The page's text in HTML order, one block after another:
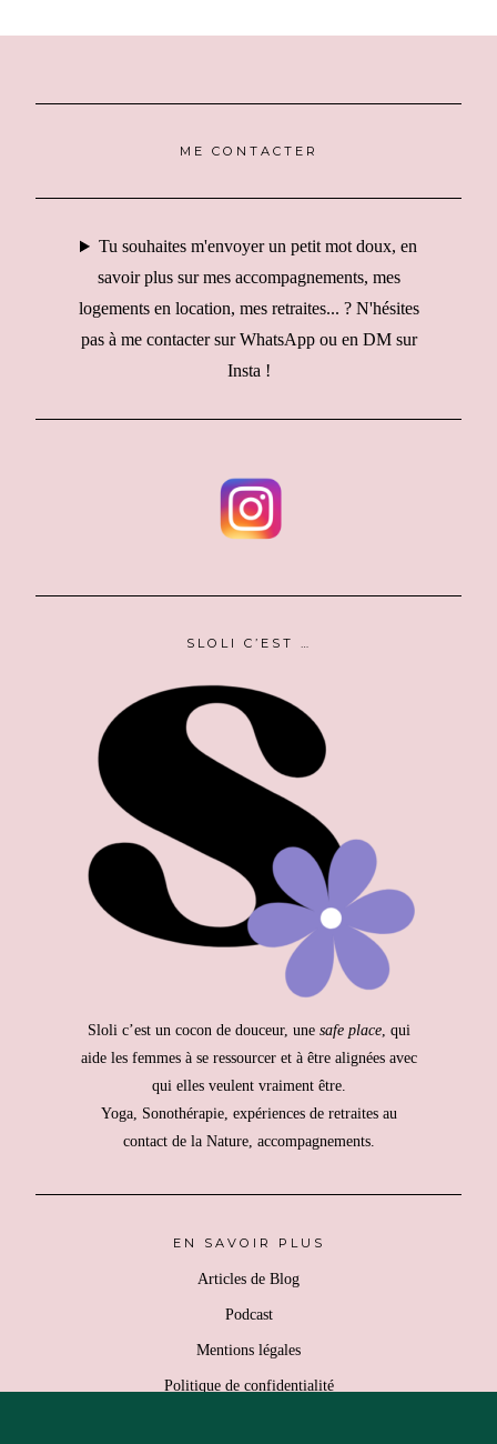
ME CONTACTER
Tu souhaites m'envoyer un petit mot doux, en
savoir plus sur mes accompagnements, mes
logements en location, mes retraites... ? N'hésites
pas à me contacter sur WhatsApp ou en DM sur
Insta !
SLOLI C’EST …
Sloli c’est un cocon de douceur, une safe place, qui
aide les femmes à se ressourcer et à être alignées avec
qui elles veulent vraiment être.
Yoga, Sonothérapie, expériences de retraites au
contact de la Nature, accompagnements.
EN SAVOIR PLUS
Articles de Blog
Podcast
Mentions légales
Politique de confidentialité